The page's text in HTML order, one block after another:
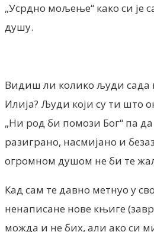
„Усрдно мољење“ како си је
душу.
Видиш ли колико људи сада
Илија? Људи који су ти што
„Ни род би помози Бог“ па
разиграно, насмијано и
огромном душом не би те
Кад сам те давно метнуо у
ненаписане нове књиге
можда и не бих, али ако си